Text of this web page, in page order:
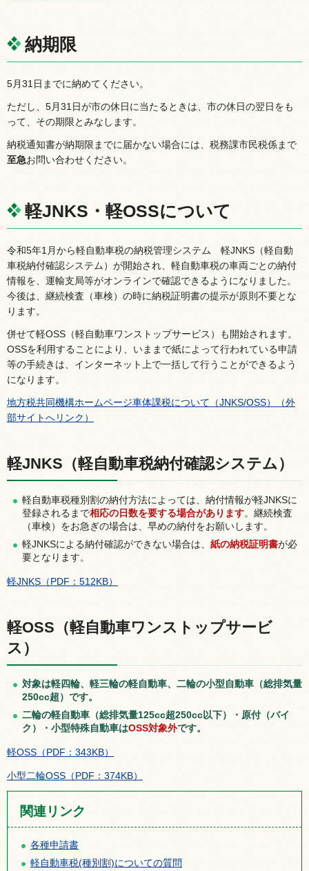
納期限
5月31日までに納めてください。
ただし、5月31日が市の休日に当たるときは、市の休日の翌日をも
って、その期限とみなします。
納税通知書が納期限までに届かない場合には、税務課市民税係まで
至急お問い合わせください。
軽JNKS・軽OSSについて
令和5年1月から軽自動車税の納税管理システム 軽JNKS（軽自動
車税納付確認システム）が開始され、軽自動車税の車両ごとの納付
情報を、運輸支局等がオンラインで確認できるようになりました。
今後は、継続検査（車検）の時に納税証明書の提示が原則不要とな
ります。
併せて軽OSS（軽自動車ワンストップサービス）も開始されます。
OSSを利用することにより、いままで紙によって行われている申請
等の手続きは、インターネット上で一括して行うことができるよう
になります。
地方税共同機構ホームページ車体課税について（JNKS/OSS）（外
部サイトへリンク）
軽JNKS（軽自動車税納付確認システム）
軽自動車税種別割の納付方法によっては、納付情報が軽JNKSに
登録されるまで相応の日数を要する場合があります。継続検査
（車検）をお急ぎの場合は、早めの納付をお願いします。
軽JNKSによる納付確認ができない場合は、 紙の納税証明書が必
要となります。
軽JNKS（PDF：512KB）
軽OSS（軽自動車ワンストップサービ
ス）
対象は軽四輪、軽三輪の軽自動車、 二輪の小型自動車 （総排気量
250cc超） です。
二輪の軽自動車（総排気量125cc超250cc以下）・原付（バイ
ク）・小型特殊自動車はOSS対象外です。
軽OSS（PDF：343KB）
小型二輪OSS（PDF：374KB）
関連リンク
各種申請書
軽自動車税(種別割)についての質問